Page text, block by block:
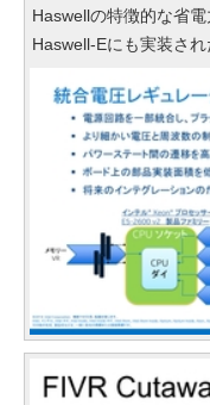
Haswellの特徴的な省
Haswell-Eにも実装され